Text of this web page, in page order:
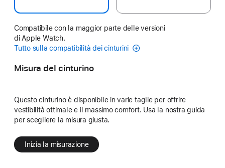
Compatibile con la maggior parte delle versioni
di Apple Watch.
Tutto sulla compatibilità dei cinturini
Misura del cinturino
Questo cinturino è disponibile in varie taglie per offrire
vestibilità ottimale e il massimo comfort. Usa la nostra guida
per scegliere la misura giusta.
Inizia la misurazione